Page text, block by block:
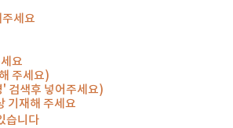
세요
요
주세요)
검색후 넣어주세요)
기재해 주세요
습니다